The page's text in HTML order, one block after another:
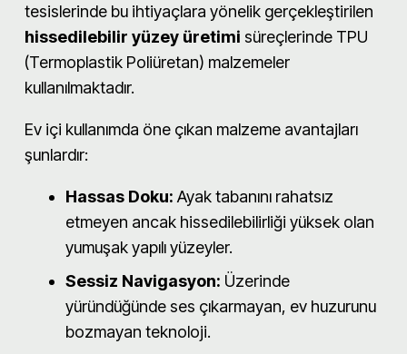
tesislerinde bu ihtiyaçlara yönelik gerçekleştirilen
hissedilebilir yüzey üretimi süreçlerinde TPU
(Termoplastik Poliüretan) malzemeler
kullanılmaktadır.
Ev içi kullanımda öne çıkan malzeme avantajları
şunlardır:
Hassas Doku: Ayak tabanını rahatsız
etmeyen ancak hissedilebilirliği yüksek olan
yumuşak yapılı yüzeyler.
Sessiz Navigasyon: Üzerinde
yüründüğünde ses çıkarmayan, ev huzurunu
bozmayan teknoloji.